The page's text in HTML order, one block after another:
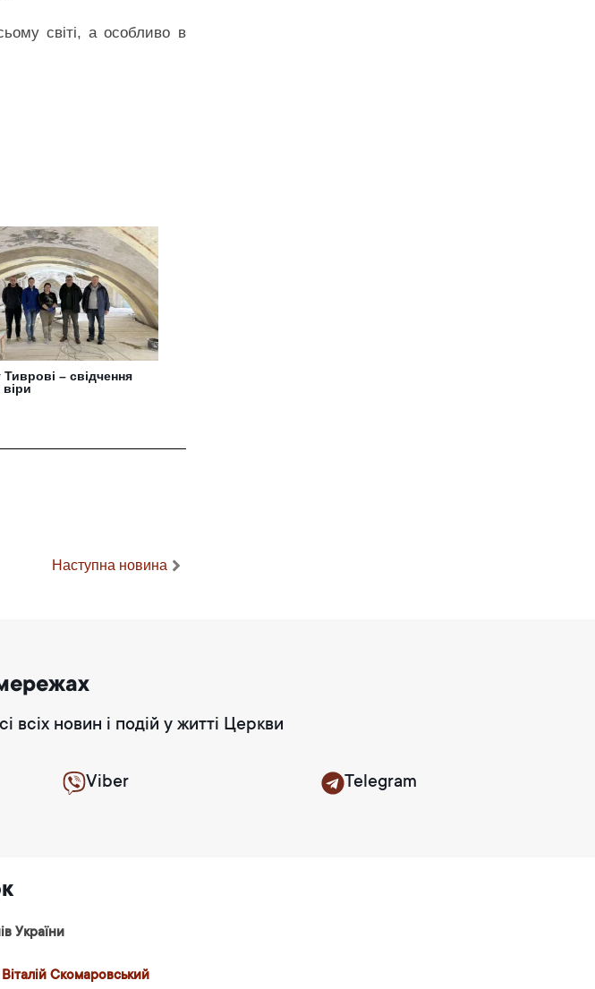
світі, а особливо в
– свідчення
віри
Наступна новина
всіх новин і подій у житті Церкви
Viber Telegram
України
Скомаровський